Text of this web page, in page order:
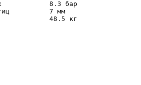
8.3 бар
7 мм
48.5 кг